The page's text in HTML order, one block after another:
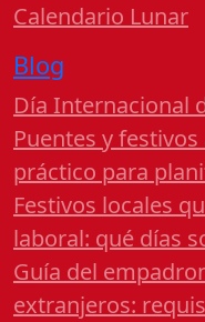
Calendario Lunar
Blog
Día Internacional
Puentes y
práctico para
Festivos locales
laboral: qué días
Guía del
extranjeros: